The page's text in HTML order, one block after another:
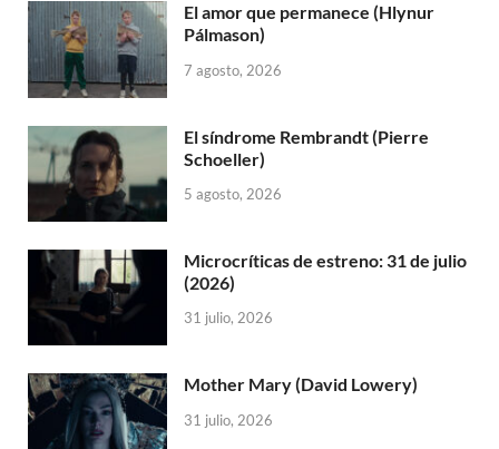
El amor que permanece (Hlynur
Pálmason)
7 agosto, 2026
El síndrome Rembrandt (Pierre
Schoeller)
5 agosto, 2026
Microcríticas de estreno: 31 de julio
(2026)
31 julio, 2026
Mother Mary (David Lowery)
31 julio, 2026